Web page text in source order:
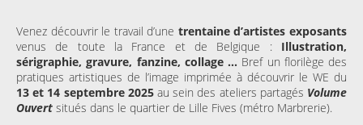
Venez découvrir le travail d’une trentaine d’artistes exposants
venus de toute la France et de Belgique : Illustration,
sérigraphie, gravure, fanzine, collage ... Bref un florilège des
pratiques artistiques de l’image imprimée à découvrir le WE du
13 et 14 septembre 2025au sein des ateliers partagés Volume
Ouvert situés dans le quartier de Lille Fives (métro Marbrerie).